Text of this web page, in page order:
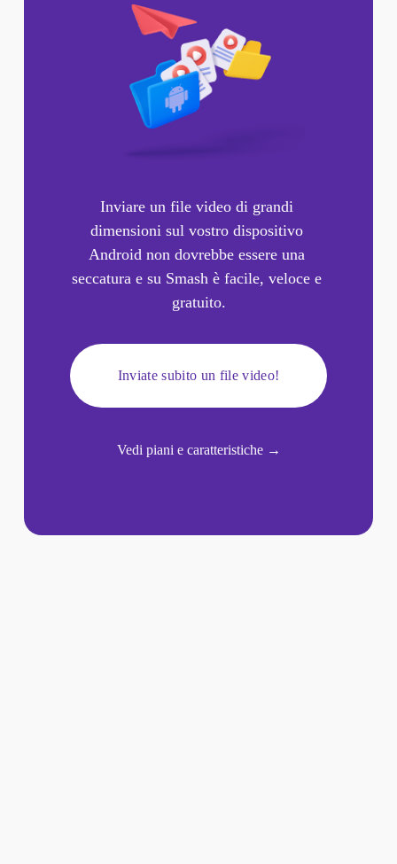
Inviare un file video di grandi
dimensioni sul vostro dispositivo
Android non dovrebbe essere una
seccatura e su Smash è facile, veloce e
gratuito.
Inviate subito un file video!
Vedi piani e caratteristiche →